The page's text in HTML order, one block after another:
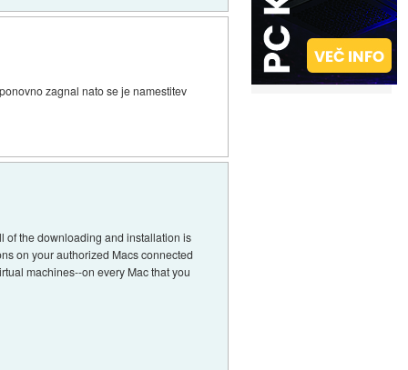
zagnal nato se je namestitev
of the downloading and installation is
on your authorized Macs connected
machines--on every Mac that you